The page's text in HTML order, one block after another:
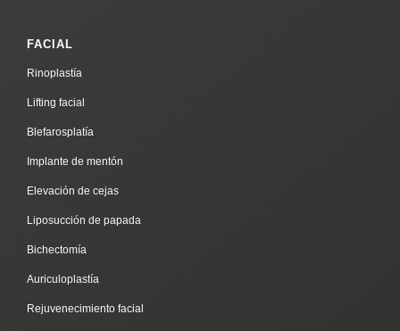
FACIAL
Rinoplastía
Lifting facial
Blefarosplatía
Implante de mentón
Elevación de cejas
Liposucción de papada
Bichectomía
Auriculoplastía
Rejuvenecimiento facial